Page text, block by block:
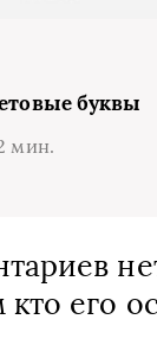
буквы
мин.
его